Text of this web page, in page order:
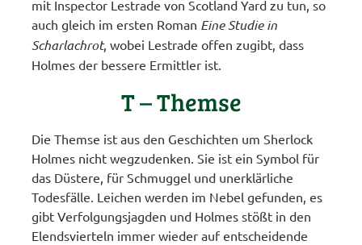
mit Inspector Lestrade von Scotland Yard zu tun, so
auch gleich im ersten Roman Eine Studie in
Scharlachrot, wobei Lestrade offen zugibt, dass
Holmes der bessere Ermittler ist.
T – Themse
Die Themse ist aus den Geschichten um Sherlock
Holmes nicht wegzudenken. Sie ist ein Symbol für
das Düstere, für Schmuggel und unerklärliche
Todesfälle. Leichen werden im Nebel gefunden, es
gibt Verfolgungsjagden und Holmes stößt in den
Elendsvierteln immer wieder auf entscheidende